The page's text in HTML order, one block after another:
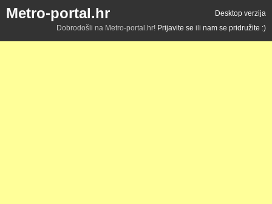
Metro-portal.hr
Desktop verzija
Dobrodošli na Metro-portal.hr! Prijavite se ili nam se pridružite :)